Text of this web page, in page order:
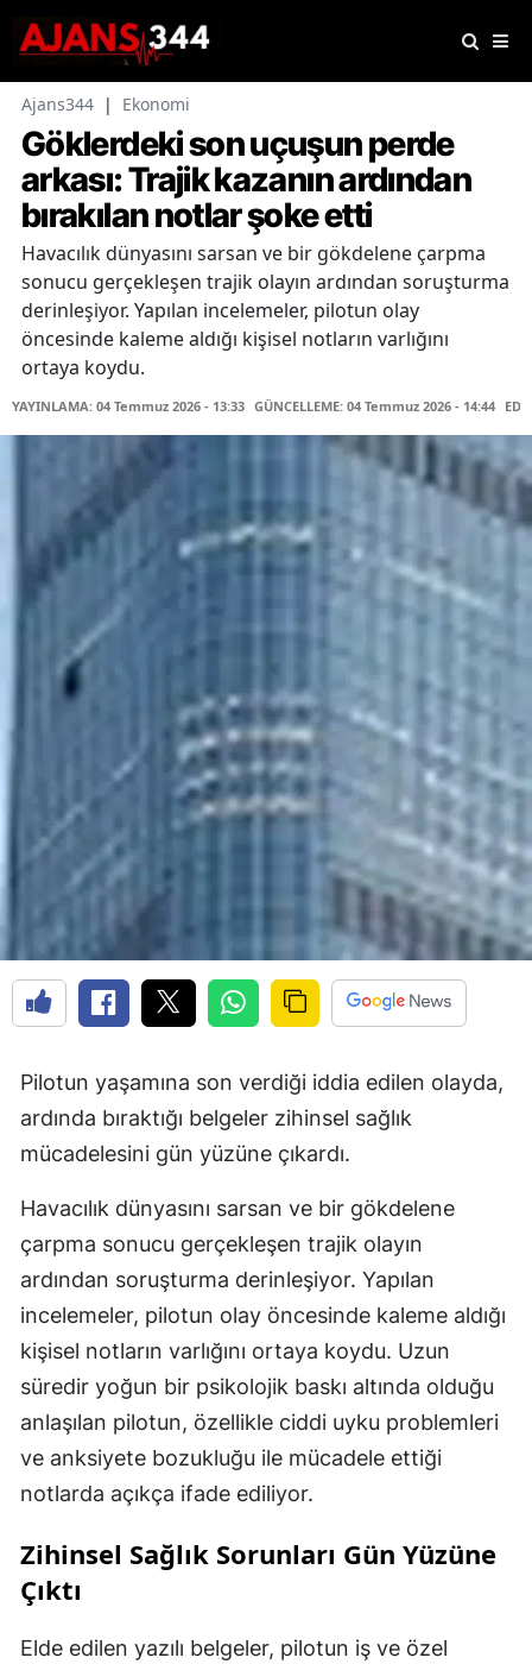
Ajans344 | Ekonomi
Göklerdeki son uçuşun perde
arkası: Trajik kazanın ardından
bırakılan notlar şoke etti
Havacılık dünyasını sarsan ve bir gökdelene çarpma
sonucu gerçekleşen trajik olayın ardından soruşturma
derinleşiyor. Yapılan incelemeler, pilotun olay
öncesinde kaleme aldığı kişisel notların varlığını
ortaya koydu.
YAYINLAMA: 04 Temmuz 2026 - 13:33 GÜNCELLEME: 04 Temmuz 2026 - 14:44
Pilotun yaşamına son verdiği iddia edilen olayda,
ardında bıraktığı belgeler zihinsel sağlık
mücadelesini gün yüzüne çıkardı.
Havacılık dünyasını sarsan ve bir gökdelene
çarpma sonucu gerçekleşen trajik olayın
ardından soruşturma derinleşiyor. Yapılan
incelemeler, pilotun olay öncesinde kaleme aldığı
kişisel notların varlığını ortaya koydu. Uzun
süredir yoğun bir psikolojik baskı altında olduğu
anlaşılan pilotun, özellikle ciddi uyku problemleri
ve anksiyete bozukluğu ile mücadele ettiği
notlarda açıkça ifade ediliyor.
Zihinsel Sağlık Sorunları Gün Yüzüne
Çıktı
Elde edilen yazılı belgeler, pilotun iş ve özel